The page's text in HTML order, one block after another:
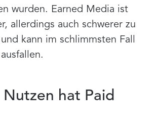
wurden. Earned Media ist
allerdings auch schwerer zu
kann im schlimmsten Fall
hat Paid